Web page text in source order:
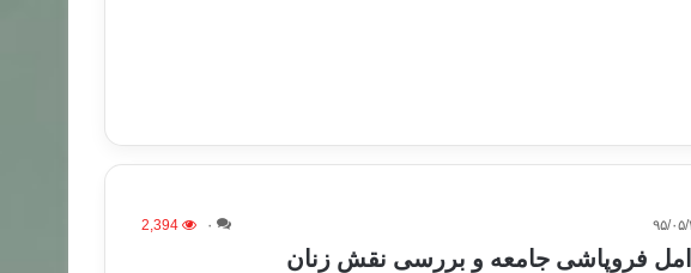
۰۵/۲۱ ۰ 2,394
فروپاشی جامعه و بررسی نقش زنان